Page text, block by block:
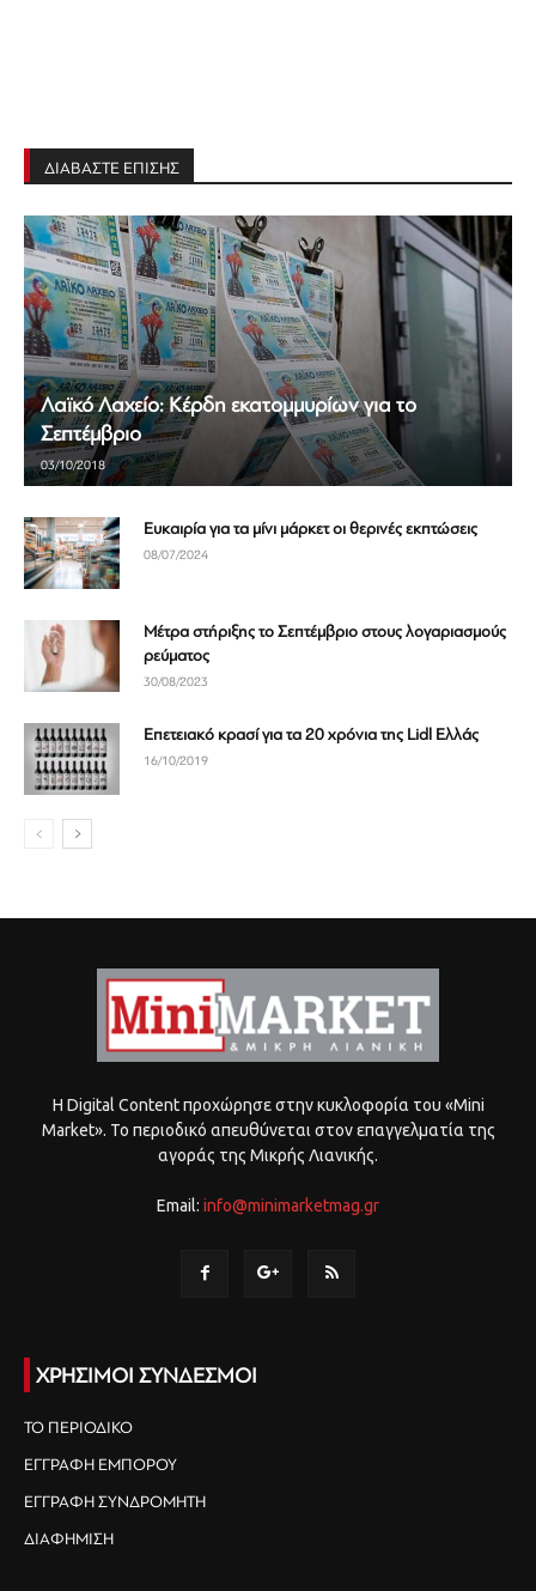
ΔΙΑΒΑΣΤΕ ΕΠΙΣΗΣ
Λαϊκό Λαχείο: Κέρδη εκατομμυρίων για το
Σεπτέμβριο
03/10/2018
Ευκαιρία για τα μίνι μάρκετ οι θερινές εκπτώσεις
08/07/2024
Μέτρα στήριξης το Σεπτέμβριο στους λογαριασμούς
ρεύματος
30/08/2023
Επετειακό κρασί για τα 20 χρόνια της Lidl Ελλάς
16/10/2019
Η Digital Content προχώρησε στην κυκλοφορία του «Mini
Market». Το περιοδικό απευθύνεται στον επαγγελματία της
αγοράς της Μικρής Λιανικής.
Email: info@minimarketmag.gr
ΧΡΗΣΙΜΟΙ ΣΥΝΔΕΣΜΟΙ
ΤΟ ΠΕΡΙΟΔΙΚΟ
ΕΓΓΡΑΦΗ ΕΜΠΟΡΟΥ
ΕΓΓΡΑΦΗ ΣΥΝΔΡΟΜΗΤΗ
ΔΙΑΦΗΜΙΣΗ